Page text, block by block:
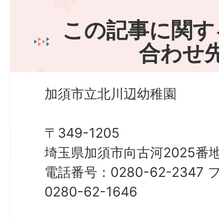
この記事に関
合わせ
加須市立北川辺幼稚園
〒349-1205
埼玉県加須市向古河2025番
電話番号：0280-62-2347
0280-62-1646